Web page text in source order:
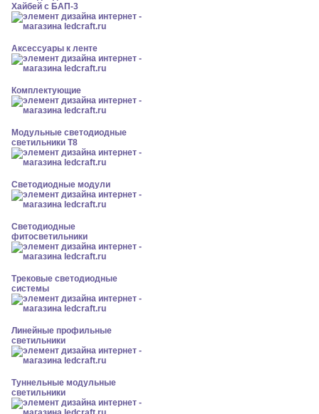
Хайбей с БАП-3
Аксессуары к ленте
Комплектующие
Модульные светодиодные
светильники Т8
Светодиодные модули
Светодиодные
фитосветильники
Трековые светодиодные
системы
Линейные профильные
светильники
Туннельные модульные
светильники